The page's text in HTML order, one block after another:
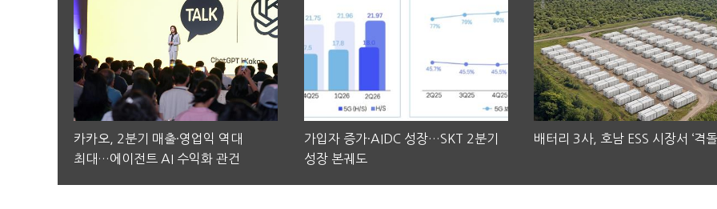
카카오, 2분기 매출·영업익 역대
최대…에이전트 AI 수익화 관건
가입자 증가·AIDC 성장…SKT 2분기
성장 본궤도
배터리 3사, 호남 ESS 시장서 ‘격돌